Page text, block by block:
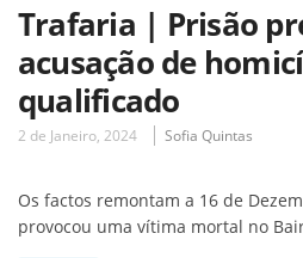
Trafaria | Prisão
acusação de
qualificado
2 de Janeiro, 2024 Sofia Quintas
Os factos remontam a 16 de
provocou uma vítima mortal no